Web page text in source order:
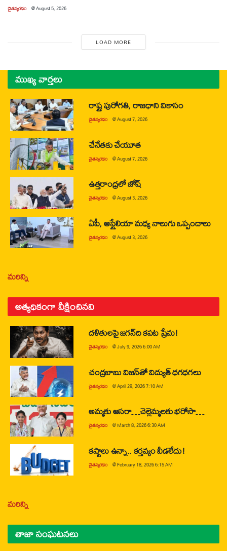
చైతన్యరధం @August 5, 2026
LOAD MORE
ముఖ్య వార్తలు
రాష్ట్ర పురోగతి, రాజధాని వికాసం
చైతన్యరధం @August 7, 2026
చేనేతకు చేయూత
చైతన్యరధం @August 7, 2026
ఉత్తరాంధ్రలో జోష్
చైతన్యరధం @August 3, 2026
ఏపీ, ఆస్ట్రేలియా మధ్య నాలుగు ఒప్పందాలు
చైతన్యరధం @August 3, 2026
మరిన్ని
అత్యధికంగా వీక్షించినవి
దళితులపై జగన్‌ది కపట ప్రేమ!
చైతన్యరధం @July 9, 2026 6:00 AM
చంద్రబాబు విజన్‌తో విద్యుత్ ధగధగలు
చైతన్యరధం @April 29, 2026 7:10 AM
అమ్మకు ఆసరా…చెల్లెమ్మలకు భరోసా…
చైతన్యరధం @March 8, 2026 6:30 AM
కష్టాలు ఉన్నా.. కర్తవ్యం వీడలేదు!
చైతన్యరధం @February 18, 2026 6:15 AM
మరిన్ని
తాజా సంఘటనలు